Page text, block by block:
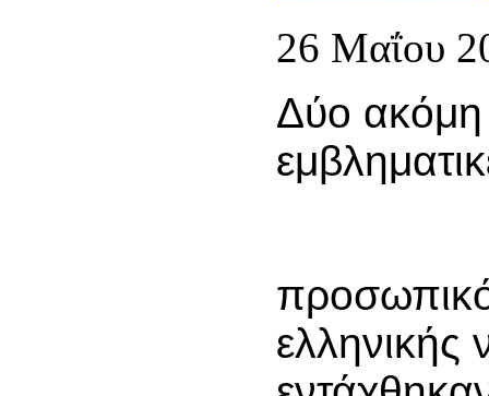
26 Μαΐου
Δύο ακόμη
ελληνικής